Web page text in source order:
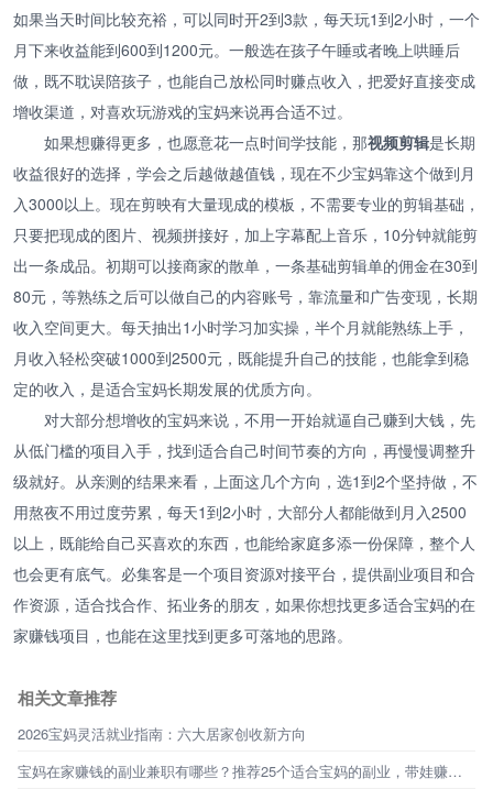
如果当天时间比较充裕，可以同时开2到3款，每天玩1到2小时，一个
月下来收益能到600到1200元。一般选在孩子午睡或者晚上哄睡后
做，既不耽误陪孩子，也能自己放松同时赚点收入，把爱好直接变成
增收渠道，对喜欢玩游戏的宝妈来说再合适不过。
如果想赚得更多，也愿意花一点时间学技能，那视频剪辑是长期
收益很好的选择，学会之后越做越值钱，现在不少宝妈靠这个做到月
入3000以上。现在剪映有大量现成的模板，不需要专业的剪辑基础，
只要把现成的图片、视频拼接好，加上字幕配上音乐，10分钟就能剪
出一条成品。初期可以接商家的散单，一条基础剪辑单的佣金在30到
80元，等熟练之后可以做自己的内容账号，靠流量和广告变现，长期
收入空间更大。每天抽出1小时学习加实操，半个月就能熟练上手，
月收入轻松突破1000到2500元，既能提升自己的技能，也能拿到稳
定的收入，是适合宝妈长期发展的优质方向。
对大部分想增收的宝妈来说，不用一开始就逼自己赚到大钱，先
从低门槛的项目入手，找到适合自己时间节奏的方向，再慢慢调整升
级就好。从亲测的结果来看，上面这几个方向，选1到2个坚持做，不
用熬夜不用过度劳累，每天1到2小时，大部分人都能做到月入2500
以上，既能给自己买喜欢的东西，也能给家庭多添一份保障，整个人
也会更有底气。必集客是一个项目资源对接平台，提供副业项目和合
作资源，适合找合作、拓业务的朋友，如果你想找更多适合宝妈的在
家赚钱项目，也能在这里找到更多可落地的思路。
相关文章推荐
2026宝妈灵活就业指南：六大居家创收新方向
宝妈在家赚钱的副业兼职有哪些？推荐25个适合宝妈的副业，带娃赚钱两不误